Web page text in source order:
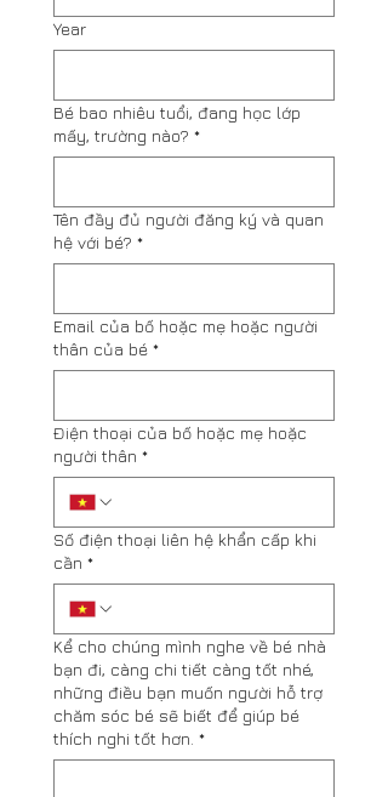
Year
Bé bao nhiêu tuổi, đang học lớp
mấy, trường nào? *
Tên đầy đủ người đăng ký và quan
hệ với bé? *
Email của bố hoặc mẹ hoặc người
thân của bé *
Điện thoại của bố hoặc mẹ hoặc
người thân *
Số điện thoại liên hệ khẩn cấp khi
cần *
Kể cho chúng mình nghe về bé nhà
bạn đi, càng chi tiết càng tốt nhé,
những điều bạn muốn người hỗ trợ
chăm sóc bé sẽ biết để giúp bé
thích nghi tốt hơn. *